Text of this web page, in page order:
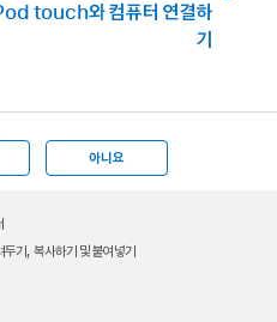
touch와 컴퓨터 연결하
기
아니요
기, 복사하기 및 붙여넣기